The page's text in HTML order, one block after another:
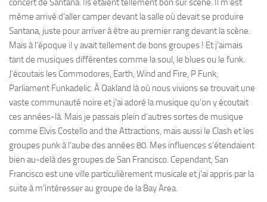
concert de Santana. Ils étaient tellement bon sur scène. Il m’est
même arrivé d’aller camper devant la salle où devait se produire
Santana, juste pour arriver à être au premier rang devant la scène.
Mais à l’époque il y avait tellement de bons groupes ! Et j’aimais
tant de musiques différentes comme la soul, le blues ou le funk.
J’écoutais les Commodores, Earth, Wind and Fire, P Funk,
Parliament Funkadelic. À Oakland là où nous vivions se trouvait une
vaste communauté noire et j’ai adoré la musique qu’on y écoutait
ces années-là. Mais je passais plein d’autres sortes de musique
comme Elvis Costello and the Attractions, mais aussi le Clash et les
groupes punk à l’aube des années 80. Mes influences s’étendaient
bien au-delà des groupes de San Francisco. Cependant, San
Francisco est une ville particulièrement musicale et j’ai appris par la
suite à m’intéresser au groupe de la Bay Area.